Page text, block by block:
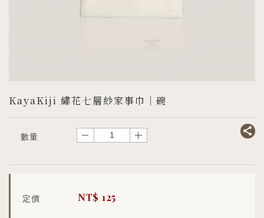
KayaKiji 繡花七層紗家事巾｜碗
數量 － ＋
定價 NT$ 125